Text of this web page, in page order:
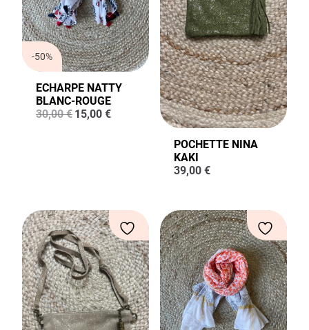
-50%
ECHARPE NATTY
BLANC-ROUGE
30,00€ Le
15,00 €Le
POCHETTE NINA
KAKI
39,00 €